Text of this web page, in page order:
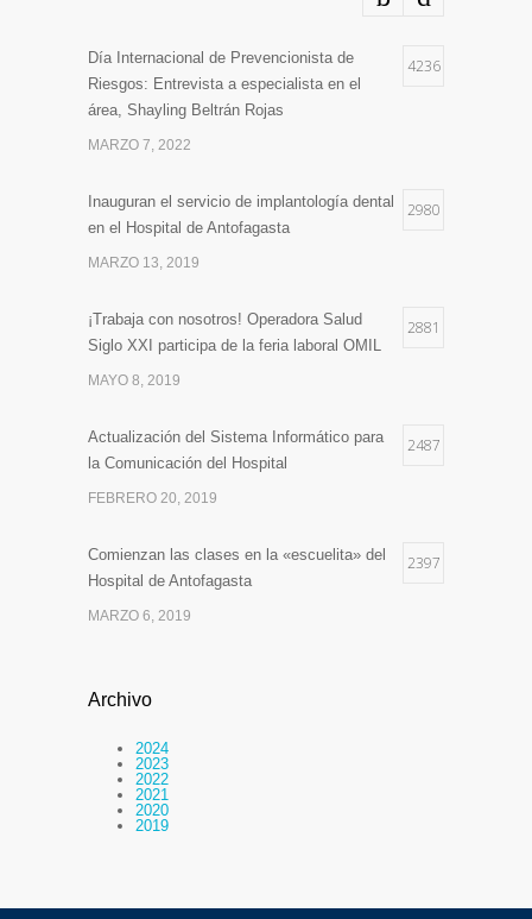
Día Internacional de Prevencionista de
Riesgos: Entrevista a especialista en el
área, Shayling Beltrán Rojas
4236
MARZO 7, 2022
Inauguran el servicio de implantología dental
en el Hospital de Antofagasta
2980
MARZO 13, 2019
¡Trabaja con nosotros! Operadora Salud
Siglo XXI participa de la feria laboral OMIL
2881
MAYO 8, 2019
Actualización del Sistema Informático para
la Comunicación del Hospital
2487
FEBRERO 20, 2019
Comienzan las clases en la «escuelita» del
Hospital de Antofagasta
2397
MARZO 6, 2019
Archivo
2024
2023
2022
2021
2020
2019